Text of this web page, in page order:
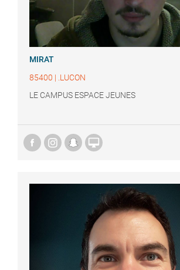
MIRAT
85400 | .LUCON
LE CAMPUS ESPACE JEUNES
